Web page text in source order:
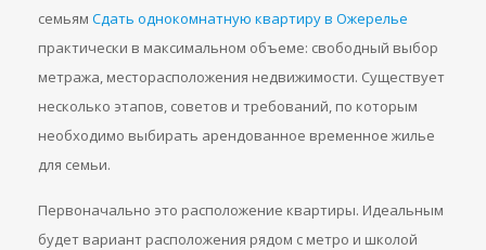
семьям Сдать однокомнатную квартиру в Ожерелье
практически в максимальном объеме: свободный выбор
метража, месторасположения недвижимости. Существует
несколько этапов, советов и требований, по которым
необходимо выбирать арендованное временное жилье
для семьи.
Первоначально это расположение квартиры. Идеальным
будет вариант расположения рядом с метро и школой